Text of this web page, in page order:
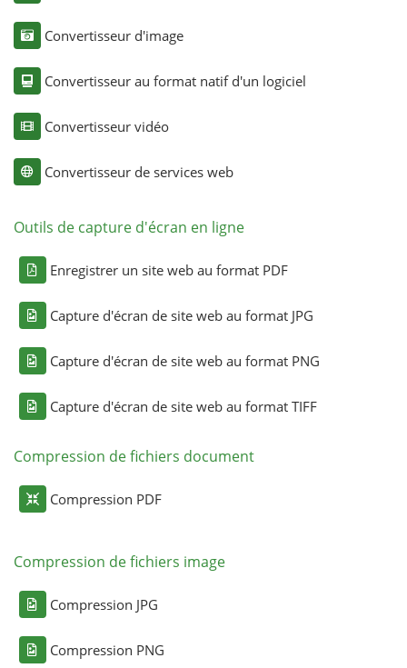
Convertisseur d'image
Convertisseur au format natif d'un logiciel
Convertisseur vidéo
Convertisseur de services web
Outils de capture d'écran en ligne
Enregistrer un site web au format PDF
Capture d'écran de site web au format JPG
Capture d'écran de site web au format PNG
Capture d'écran de site web au format TIFF
Compression de fichiers document
Compression PDF
Compression de fichiers image
Compression JPG
Compression PNG